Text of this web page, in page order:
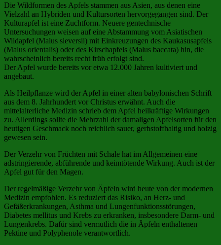
Die Wildformen des Apfels stammen aus Asien, aus denen eine
Vielzahl an Hybriden und Kultursorten hervorgegangen sind. Der
Kulturapfel ist eine Zuchtform. Neuere gentechnische
Untersuchungen weisen auf eine Abstammung vom Asiatischen
Wildapfel (Malus sieversii) mit Einkreuzungen des Kaukasusapfels
(Malus orientalis) oder des Kirschapfels (Malus baccata) hin, die
wahrscheinlich bereits recht früh erfolgt sind.
Der Apfel wurde bereits vor etwa 12.000 Jahren kultiviert und
angebaut.
Als Heilpflanze wird der Apfel in einer alten babylonischen Schrift
aus dem 8. Jahrhundert vor Christus erwähnt. Auch die
mittelalterliche Medizin schrieb dem Apfel heilkräftige Wirkungen
zu. Allerdings sollte die Mehrzahl der damaligen Apfelsorten für den
heutigen Geschmack noch reichlich sauer, gerbstoffhaltig und holzig
gewesen sein.
Der Verzehr von Früchten mit Schale hat im Allgemeinen eine
adstringierende, abführende und keimtötende Wirkung. Auch ist der
Apfel gut für den Magen.
Der regelmäßige Verzehr von Äpfeln wird heute von der modernen
Medizin empfohlen. Es reduziert das Risiko, an Herz- und
Gefäßerkrankungen, Asthma und Lungenfunktionsstörungen,
Diabetes mellitus und Krebs zu erkranken, insbesondere Darm- und
Lungenkrebs. Dafür sind vermutlich die in Äpfeln enthaltenen
Pektine und Polyphenole verantwortlich.